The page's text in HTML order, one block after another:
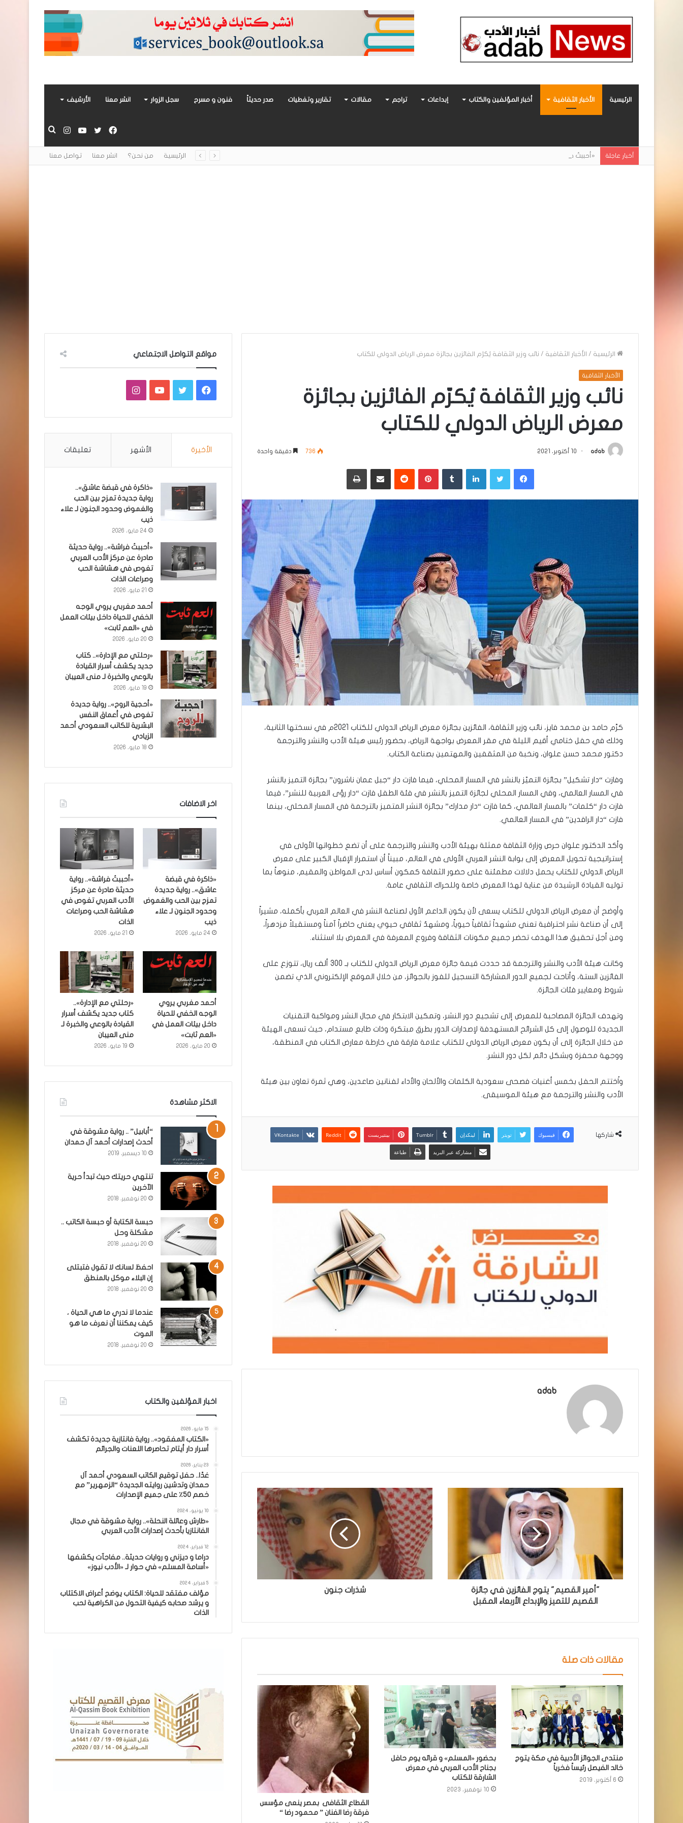
الرئيسية الأخبار الثقافية أخبار المؤلفين والكتاب إبداعات تراجم مقالات تقارير وتغطيات صدر حديثاً فنون و مسرح سجل الزوار انشر معنا الأرشيف
بحث
انستقراميوتيوبتويتر
فيسبوك
أخبار عاجلة «أحببتُ فراشة».. رواية حديثة صادرة عن مركز الأدب العربي تغوص في هشاشة الحب وصراعات الذات الرئيسية من نحن؟ انشر معنا تواصل معنا
الرئيسية / الأخبار الثقافية / نائب وزير الثقافة يُكرّم الفائزين بجائزة معرض الرياض الدولي للكتاب
الأخبار الثقافية
نائب وزير الثقافة يُكرّم الفائزين بجائزة
معرض الرياض الدولي للكتاب
adab 10 أكتوبر، 2021 736 دقيقة واحدة
فيسبوكتويتر لينكدإن ‏Tumblr بينتيريست
‏Reddit مشاركة عبر البريد طباعة
كرَّم حامد بن محمد فايز، نائب وزير الثقافة، الفائزين بجائزة معرض الرياض الدولي للكتاب 2021م في نسختها الثانية،
وذلك في حفل ختامي أقيم الليلة في مقر المعرض بواجهة الرياض، بحضور رئيس هيئة الأدب والنشر والترجمة
دكتور محمد حسن علوان، ونخبة من المثقفين والمهتمين بصناعة الكتاب.
وفازت “دار تشكيل” بجائزة التميّز بالنشر في المسار المحلي، فيما فازت دار “جبل عمان ناشرون” بجائزة التميز بالنشر
في المسار العالمي، وفي المسار المحلي لجائزة التميز بالنشر في فئة الطفل فازت “دار رؤى العربية للنشر”، فيما
فازت دار “كلمات” بالمسار العالمي، كما فازت “دار مدارك” بجائزة النشر المتميز بالترجمة في المسار المحلي، بينما
فازت “دار الرافدين” في المسار العالمي.
وأكد الدكتور علوان حرص وزارة الثقافة ممثلة بهيئة الأدب والنشر والترجمة على أن تضع خطواتها الأولى في
إستراتيجية تحويل المعرض إلى بوابة النشر العربي الأولى في العالم، مبيناً أن استمرار الإقبال الكبير على معرض
الرياض الدولي للكتاب يحمل دلالات مطمئنة على حضور الثقافة كمكون أساس لدى المواطن والمقيم، منوهاً بما
توليه القيادة الرشيدة من عناية لهذا المعرض خاصة وللحراك الثقافي عامة.
وأوضح أن معرض الرياض الدولي للكتاب يسعى لأن يكون الداعم الأول لصناعة النشر في العالم العربي بأكمله، مشيراً
إلى أن صناعة نشر احترافية تعني مشهداً ثقافياً حيوياً، ومشهدٌ ثقافي حيوي يعني حاضراً آمناً ومستقبلاً مزدهراً،
ومن أجل تحقيق هذا الهدف تحضر جميع مكونات الثقافة وفروع المعرفة في المعرض بلا استثناء.
وكانت هيئة الأدب والنشر والترجمة قد حددت قيمة جائزة معرض الرياض الدولي للكتاب بـ 300 ألف ريال، تتوزع على
الفائزين الستة، وأتاحت لجميع الدور المشاركة التسجيل للفوز بالجوائز، من خلال الموقع الإلكتروني الذي تضمن
شروط ومعايير فئات الجائزة.
وتهدف الجائزة المصاحبة للمعرض إلى تشجيع دور النشر، وتمكين الابتكار في مجال النشر ومواكبة التقنيات
الجديدة للوصول إلى كل الشرائح المستهدفة لإصدارات الدور بطرق مبتكرة وذات طابع مستدام، حيث تسعى الهيئة
من خلال الجائزة إلى أن يكون معرض الرياض الدولي للكتاب علامة فارقة في خارطة معارض الكتاب في المنطقة،
ووجهة محفزة وبشكل دائم لكل دور النشر.
واُختتم الحفل بخمس أغنيات فصحى سعودية الكلمات والألحان والأداء لفنانين صاعدين، وهي ثمرة تعاون بين هيئة
الأدب والنشر والترجمة مع هيئة الموسيقى.
شاركها فيسبوك تويتر لينكدإن بينتيريست
مشاركة عبر البريد طباعة
adab
"أمير القصيم" يتوج الفائزين في جائزة
القصيم للتميز والإبداع الأربعاء المقبل
شذرات جنون
مقالات ذات صلة
منتدى الجوائز الأدبية في مكة يتوج
خالد الفيصل رئيساً فخرياً
6 أكتوبر، 2019
بحضور «المسلم» و قرائه يوم حافل
بجناح الأدب العربي في معرض
الشارقة للكتاب
10 نوفمبر، 2023
القطاع الثقافى بمصر ينعى مؤسس
فرقة رضا الفنان ” محمود رضا “
مواقع التواصل الاجتماعي
فيسبوكتويتر يوتيوبانستقرام
الأخيرة الأشهر تعليقات
«ذاكرة في قبضة عاشق»..
رواية جديدة تمزج بين الحب
والغموض وحدود الجنون لـ علاء
ذيب
24 مايو، 2026
«أحببتُ فراشة».. رواية حديثة
صادرة عن مركز الأدب العربي
تغوص في هشاشة الحب
وصراعات الذات
21 مايو، 2026
أحمد مغربي يروي الوجه
الخفي للحياة داخل بيئات العمل
في «العم ثابت»
20 مايو، 2026
«رحلتي مع الإدارة».. كتاب
جديد يكشف أسرار القيادة
بالوعي والخبرة لـ منى العيبان
19 مايو، 2026
«أحجية الروح».. رواية جديدة
تغوص في أعماق النفس
البشرية للكاتب السعودي أحمد
الزيادي
18 مايو، 2026
اخر الاضافات
«ذاكرة في قبضة
عاشق».. رواية جديدة
تمزج بين الحب والغموض
وحدود الجنون لـ علاء
ذيب
24 مايو، 2026
«أحببتُ فراشة».. رواية
حديثة صادرة عن مركز
الأدب العربي تغوص في
هشاشة الحب وصراعات
الذات
21 مايو، 2026
أحمد مغربي يروي
الوجه الخفي للحياة
داخل بيئات العمل في
«العم ثابت»
20 مايو، 2026
«رحلتي مع الإدارة»..
كتاب جديد يكشف أسرار
القيادة بالوعي والخبرة لـ
منى العيبان
19 مايو، 2026
الاكثر مشاهدة
“أبابيل” .. رواية مشوقة في
أحدث إصدارات أحمد آل حمدان
10 ديسمبر، 2019
تنتهي حريتك حيث تبدأ حرية
الآخرين
20 نوفمبر، 2018
حبسة الكتابة أو حبسة الكاتب ..
مشكلة وحل
20 نوفمبر، 2018
احفظ لسانك لا تقول فتبتلى
إن البلاء موكل بالمنطق
20 نوفمبر، 2018
عندما لا ندري ما هي الحياة ،
كيف يمكننا أن نعرف ما هو
الموت
20 نوفمبر، 2018
اخبار المؤلفين والكتاب
15 مايو، 2026
«الكتاب المفقود».. رواية فانتازية جديدة تكشف
أسرار دار أيتام تحاصرها اللعنات والجرائم
23 يناير، 2026
غدًا.. حفل توقيع الكاتب السعودي أحمد آل
حمدان وتدشين روايته الجديدة “الزمهرير” مع
خصم 50٪ على جميع الإصدارات
10 يونيو، 2024
«طارش وعائلة النحلة».. رواية مشوقة في مجال
الفانتازيا بأحدث إصدارات الأدب العربي
12 فبراير، 2024
دراما و ديزني و روايات حديثة.. مفاجآت يكشفها
«أسامة المسلم» في حوار لـ «الأدب نيوز»
5 فبراير، 2024
مؤلف مفتقد للحياة: الكتاب يوضح أعراض الاكتئاب
و يرشد صحابه كيفية التحول من الكراهية لحب
الذات